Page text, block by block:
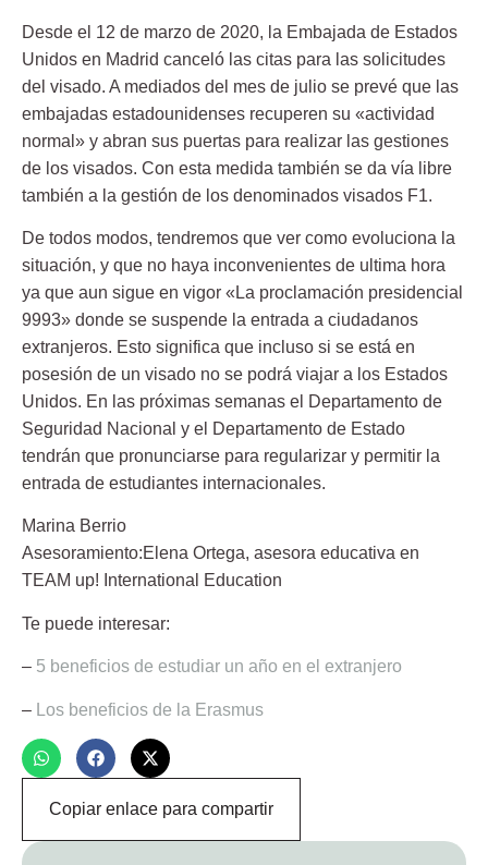
Desde el 12 de marzo de 2020, la Embajada de Estados
Unidos en Madrid canceló las citas para las solicitudes
del visado. A mediados del mes de julio se prevé que las
embajadas estadounidenses recuperen su «actividad
normal» y abran sus puertas para realizar las gestiones
de los visados. Con esta medida también se da vía libre
también a la gestión de los denominados visados F1.
De todos modos, tendremos que ver como evoluciona la
situación, y que no haya inconvenientes de ultima hora
ya que aun sigue en vigor «La proclamación presidencial
9993» donde se suspende la entrada a ciudadanos
extranjeros. Esto significa que incluso si se está en
posesión de un visado no se podrá viajar a los Estados
Unidos. En las próximas semanas el Departamento de
Seguridad Nacional y el Departamento de Estado
tendrán que pronunciarse para regularizar y permitir la
entrada de estudiantes internacionales.
Marina Berrio
Asesoramiento:Elena Ortega, asesora educativa en
TEAM up! International Education
Te puede interesar:
– 5 beneficios de estudiar un año en el extranjero
– Los beneficios de la Erasmus
Copiar enlace para compartir